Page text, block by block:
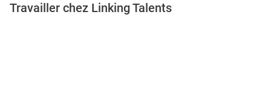
Travailler chez Linking Talents